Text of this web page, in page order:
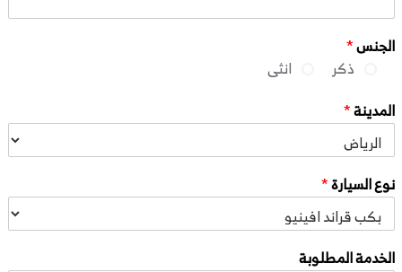
الجنس*
ذكر
انثى
المدينة*
نوع السيارة*
الخدمة المطلوبة